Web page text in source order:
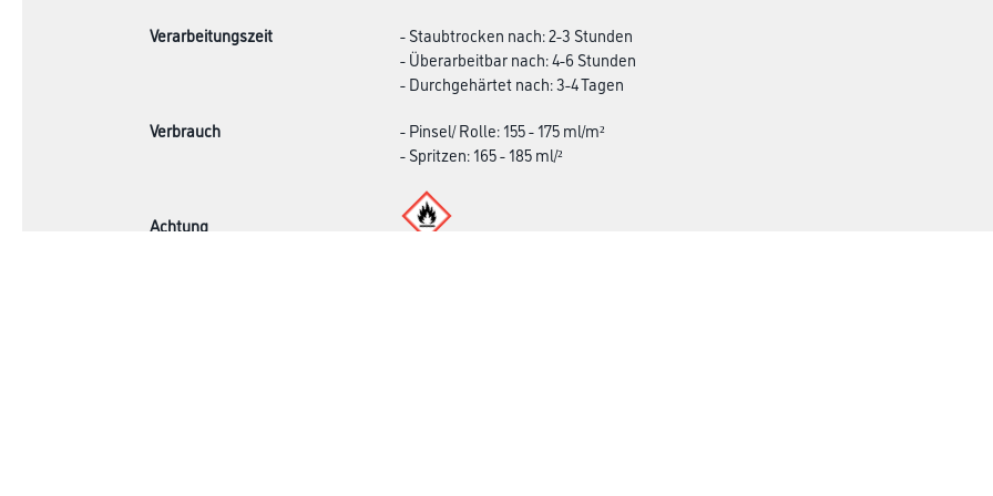
Verarbeitungszeit
- Staubtrocken nach: 2-3 Stunden
- Überarbeitbar nach: 4-6 Stunden
- Durchgehärtet nach: 3-4 Tagen
Verbrauch
- Pinsel/ Rolle: 155 - 175 ml/m²
- Spritzen: 165 - 185 ml/²
Achtung